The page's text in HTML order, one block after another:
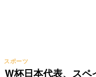
W杯日本代表、スペ
スポーツ